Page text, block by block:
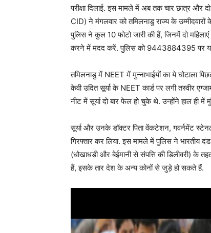
परीक्षा दिलाई. इस मामले में अब तक चार छात्र और
CID) ने मंगलवार को तमिलनाडु राज्य के उम्मीदवारों
पुलिस ने कुल 10 फोटो जारी की हैं, जिनमें दो
करने में मदद करें. पुलिस को 9443884395 पर
तमिलनाडु में NEET में मुन्नाभाईयों का ये
केवी उदित सूर्या के NEET कार्ड पर लगी तस्वीर
नीट में सूर्या दो बार फेल हो चुके थे. उन्होंने हाल ही में
सूर्या और उनके डॉक्टर पिता वेंकटेशन, गवर्नमेंट
गिरफ्तार कर लिया. इस मामले में पुलिस ने भारतीय
(धोखाधड़ी और बेईमानी से संपत्ति की डिलीवरी) के
हैं, इसके तार देश के अन्य कोनों से जुड़े हो सकते हैं.